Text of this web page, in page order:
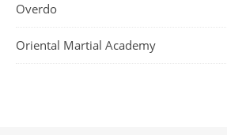
Overdo
Oriental Martial Academy